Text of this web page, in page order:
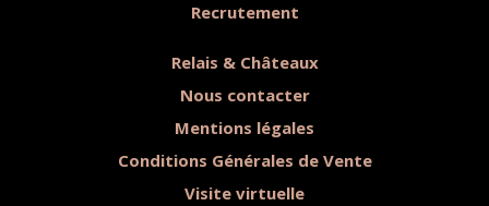
Recrutement
Relais & Châteaux
Nous contacter
Mentions légales
Conditions Générales de Vente
Visite virtuelle